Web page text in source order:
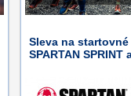
Sleva na
SPARTAN SPRINT